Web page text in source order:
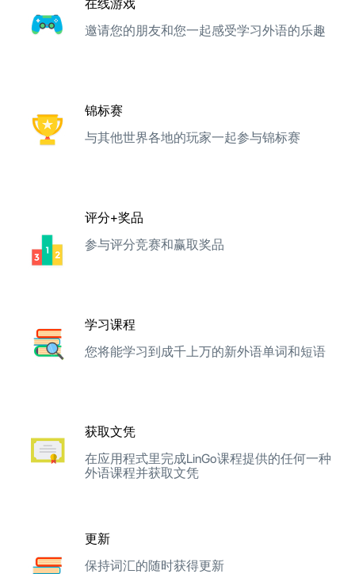
在线游戏
邀请您的朋友和您一起感受学习外语的乐趣
锦标赛
与其他世界各地的玩家一起参与锦标赛
评分+奖品
参与评分竞赛和赢取奖品
学习课程
您将能学习到成千上万的新外语单词和短语
获取文凭
在应用程式里完成LinGo课程提供的任何一种
外语课程并获取文凭
更新
保持词汇的随时获得更新